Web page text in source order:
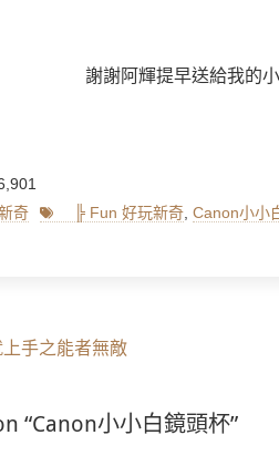
謝謝阿輝提早送給我的
奇 Tags ╠ Fun 好玩新奇 Canon小小
手之能者無敵
“Canon小小白鏡頭杯”